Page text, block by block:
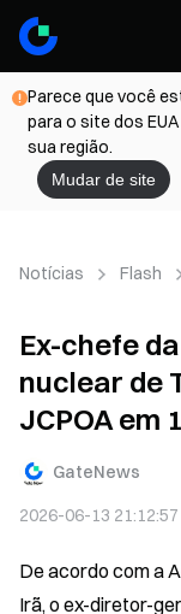
Parece que você
para o site dos
sua região.
Mudar de site
Notícias Flash
Ex-chefe
nuclear de
JCPOA em
GateNews
2026-06-13 21:12:57
De acordo com a
Irã, o ex-diretor-